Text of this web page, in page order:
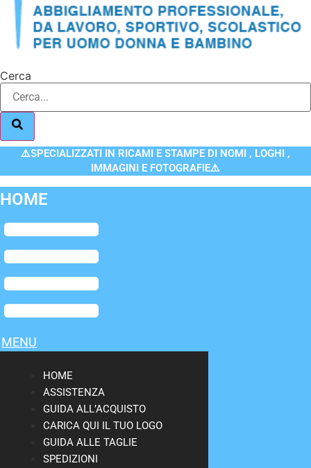
Cerca
⚠️SPECIALIZZATI IN RICAMI E STAMPE DI NOMI , LOGHI ,
IMMAGINI E FOTOGRAFIE⚠️
HOME
Flyout
Menu
MENU
HOME
ASSISTENZA
GUIDA ALL’ACQUISTO
CARICA QUI IL TUO LOGO
GUIDA ALLE TAGLIE
SPEDIZIONI